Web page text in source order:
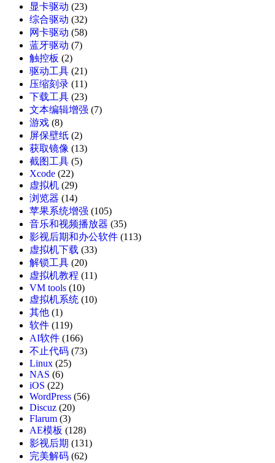
显卡驱动 (23)
综合驱动 (32)
网卡驱动 (58)
蓝牙驱动 (7)
触控板 (2)
驱动工具 (21)
压缩刻录 (11)
下载工具 (23)
文本编辑增强 (7)
游戏 (8)
屏保壁纸 (2)
获取镜像 (13)
截图工具 (5)
Xcode (22)
虚拟机 (29)
浏览器 (14)
苹果系统增强 (105)
音乐和视频播放器 (35)
影视后期和办公软件 (113)
虚拟机下载 (33)
解锁工具 (20)
虚拟机教程 (11)
VM tools (10)
虚拟机系统 (10)
其他 (1)
软件 (119)
AI软件 (166)
不止代码 (73)
Linux (25)
NAS (6)
iOS (22)
WordPress (56)
Discuz (20)
Flarum (3)
AE模板 (128)
影视后期 (131)
完美解码 (62)